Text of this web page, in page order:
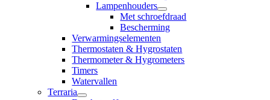
Lampenhouders
Met schroefdraad
Bescherming
Verwarmingselementen
Thermostaten & Hygrostaten
Thermometer & Hygrometers
Timers
Watervallen
Terraria